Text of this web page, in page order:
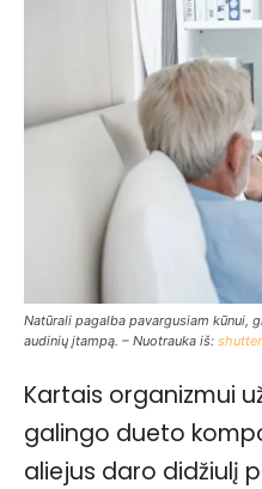
Natūrali pagalba pavargusiam kūnui,
audinių įtampą. – Nuotrauka iš:
Kartais organizmui
galingo dueto
aliejus daro didžiulį